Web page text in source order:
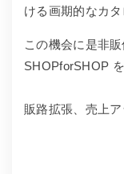
ける画期的なカタ
この機会に是非
SHOPforSHOP
販路拡張、売上